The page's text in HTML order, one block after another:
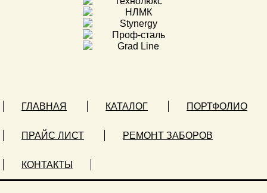
ГЛАВНАЯ КАТАЛОГ ПОРТФОЛИО
ПРАЙС ЛИСТ РЕМОНТ ЗАБОРОВ
КОНТАКТЫ